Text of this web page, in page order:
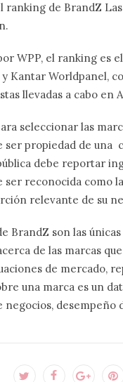
ranking de BrandZ
WPP, el ranking es
Kantar Worldpanel,
llevadas a cabo en
seleccionar las
ser propiedad de una
debe reportar
ser reconocida como
relevante de su
BrandZ son las
de las marcas
de mercado,
una marca es un
negocios,